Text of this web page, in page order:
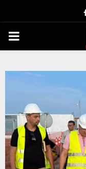
PRIMARY